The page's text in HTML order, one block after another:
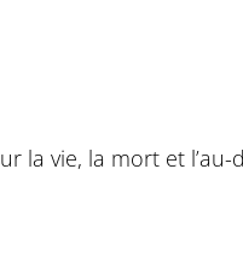
la vie, la mort et l’au-